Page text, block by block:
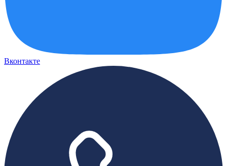
Вконтакте